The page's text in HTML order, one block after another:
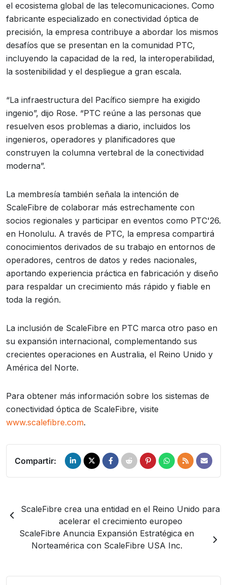
el ecosistema global de las telecomunicaciones. Como
fabricante especializado en conectividad óptica de
precisión, la empresa contribuye a abordar los mismos
desafíos que se presentan en la comunidad PTC,
incluyendo la capacidad de la red, la interoperabilidad,
la sostenibilidad y el despliegue a gran escala.
“La infraestructura del Pacífico siempre ha exigido
ingenio”, dijo Rose. “PTC reúne a las personas que
resuelven esos problemas a diario, incluidos los
ingenieros, operadores y planificadores que
construyen la columna vertebral de la conectividad
moderna”.
La membresía también señala la intención de
ScaleFibre de colaborar más estrechamente con
socios regionales y participar en eventos como PTC'26.
en Honolulu. A través de PTC, la empresa compartirá
conocimientos derivados de su trabajo en entornos de
operadores, centros de datos y redes nacionales,
aportando experiencia práctica en fabricación y diseño
para respaldar un crecimiento más rápido y fiable en
toda la región.
La inclusión de ScaleFibre en PTC marca otro paso en
su expansión internacional, complementando sus
crecientes operaciones en Australia, el Reino Unido y
América del Norte.
Para obtener más información sobre los sistemas de
conectividad óptica de ScaleFibre, visite
www.scalefibre.com.
Compartir:
ScaleFibre crea una entidad en el Reino Unido para
acelerar el crecimiento europeo
ScaleFibre Anuncia Expansión Estratégica en
Norteamérica con ScaleFibre USA Inc.